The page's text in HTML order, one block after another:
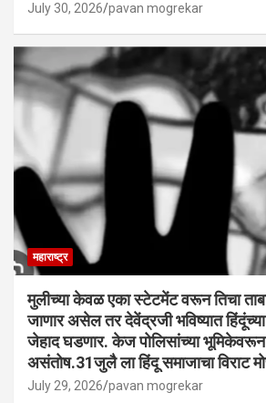
July 30, 2026 pavan mogrekar
महाराष्ट्र
मुलीच्या केवळ एका स्टेटमेंट वरून तिचा ताबा
जाणार असेल तर देवेंद्रजी भविष्यात
जेहाद घडणार. केज पोलिसांच्या भूमिकेवरून
असंतोष.31जुलै ला हिंदू समाजाचा विराट
July 29, 2026 pavan mogrekar